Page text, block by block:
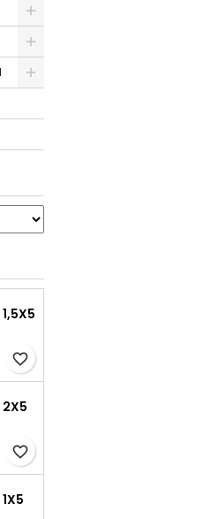
favorite_border
2X5
favorite_border